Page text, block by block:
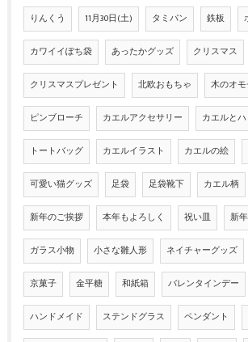
りんくう 11月30日(土) タミパン 鉄板
カワイイぽち袋 あったかグッズ クリスマス
クリスマスプレゼント 北欧おもちゃ 木のオモ
ピンブローチ カエルアクセサリー カエルと
トートバッグ カエルイラスト カエルの絵
可愛い猫グッズ 足袋 足袋靴下 カエル柄
新年のご挨拶 本年もよろしく 祝い皿 新
ガラス小物 小さな雛人形 ネイチャーグッズ
京菓子 金平糖 和紙箱 バレンタインデー
ハンドメイド ステンドグラス ペンダント